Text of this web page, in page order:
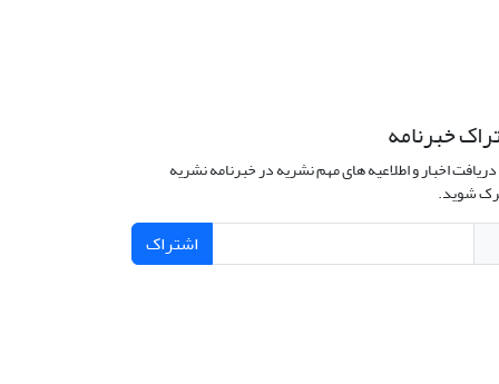
خبرنامه
اخبار و اطلاعیه های مهم نشریه در خبرنامه نشریه
شوید.
اشتراک